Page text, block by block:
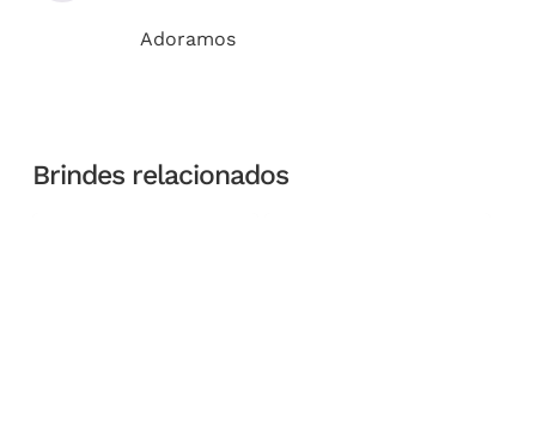
Adoramos
Brindes relacionados